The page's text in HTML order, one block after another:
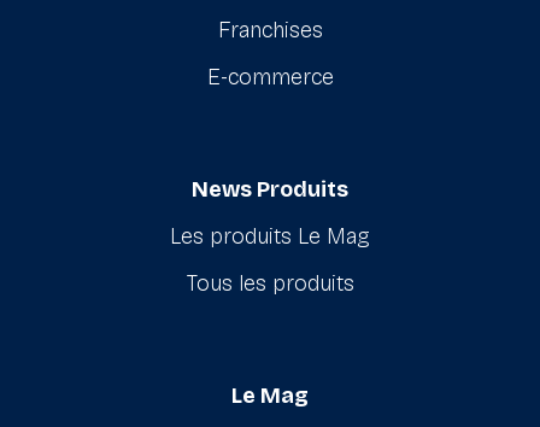
Franchises
E-commerce
News Produits
Les produits Le Mag
Tous les produits
Le Mag